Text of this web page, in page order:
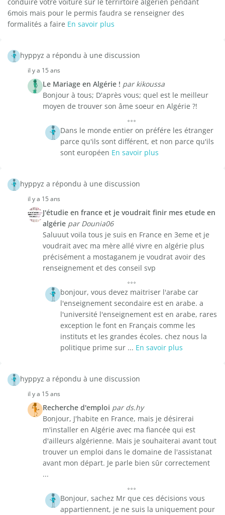
6mois mais pour le permis faudra se renseigner des
formalités a faire En savoir plus
hyppyz a répondu à une discussion
il y a 15 ans
Le Mariage en Algérie ! par kikoussa
Bonjour à tous; D'après vous; quel est le meilleur
moyen de trouver son âme soeur en Algérie ?!
Dans le monde entier on préfére les étranger
parce qu'ils sont différent, et non parce qu'ils
sont européen En savoir plus
hyppyz a répondu à une discussion
il y a 15 ans
J'étudie en france et je voudrait finir mes etude en
algérie par Dounia06
Saluuut voila tous je suis en France en 3eme et je
voudrait avec ma mère allé vivre en algérie plus
précisément a mostaganem je voudrat avoir des
renseignement et des conseil svp
bonjour, vous devez maitriser l'arabe car
l'enseignement secondaire est en arabe. a
l'université l'enseignement est en arabe, rares
exception le font en Français comme les
instituts et les grandes écoles. chez nous la
politique prime sur ... En savoir plus
hyppyz a répondu à une discussion
il y a 15 ans
Recherche d'emploi par ds.hy
Bonjour, J'habite en France, mais je désirerai
m'installer en Algérie avec ma fiancée qui est
d'ailleurs algérienne. Mais je souhaiterai avant tout
trouver un emploi dans le domaine de l'assistanat
avant mon départ. Je parle bien sûr correctement
...
Bonjour, sachez Mr que ces décisions vous
appartiennent, je ne suis la uniquement pour